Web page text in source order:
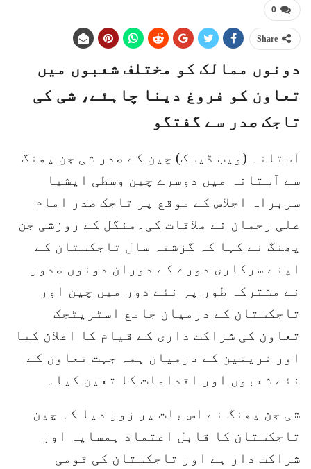
0
Share
دونوں ممالک کو مختلف شعبوں میں
تعاون کو فروغ دینا چاہئے، شی کی
تاجک صدر سے گفتگو
آستانہ (ویب ڈیسک) چین کے صدر شی جن پھنگ
سے آستانہ میں دوسرے چین وسطی ایشیا
سربراہ اجلاس کے موقع پر تاجک صدر امام
علی رحمان نے ملاقات کی۔منگل کے روزشی جن
پھنگ نے کہا کہ گزشتہ سال تاجکستان کے
اپنے سرکاری دورے کے دوران دونوں صدور
نے مشترکہ طور پر نئے دور میں چین اور
تاجکستان کے درمیان جامع اسٹریٹجک
تعاون کی شراکت داری کے قیام کا اعلان کیا
اور فریقین کے درمیان ہمہ جہت تعاون کے
نئے شعبوں اور اقدامات کا تعین کیا۔
شی جن پھنگ نے اس بات پر زور دیا کہ چین
تاجکستان کا قابل اعتماد ہمسایہ اور
شراکت دار ہے اور تاجکستان کی قومی